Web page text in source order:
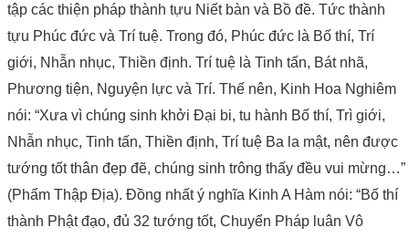
tập các thiện pháp thành tựu Niết bàn và Bồ đề. Tức thành
tựu Phúc đức và Trí tuệ. Trong đó, Phúc đức là Bố thí, Trí
giới, Nhẫn nhục, Thiền định. Trí tuệ là Tinh tấn, Bát nhã,
Phương tiện, Nguyện lực và Trí. Thế nên, Kinh Hoa Nghiêm
nói: “Xưa vì chúng sinh khởi Đại bi, tu hành Bố thí, Trì giới,
Nhẫn nhục, Tinh tấn, Thiền định, Trí tuệ Ba la mật, nên được
tướng tốt thân đẹp đẽ, chúng sinh trông thấy đều vui mừng…”
(Phẩm Thập Địa). Đồng nhất ý nghĩa Kinh A Hàm nói: “Bố thí
thành Phật đạo, đủ 32 tướng tốt, Chuyển Pháp luân Vô